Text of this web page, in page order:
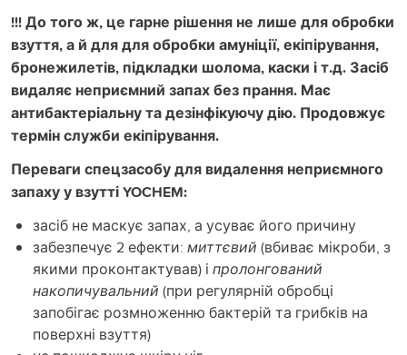
!!! До того ж, це гарне рішення не лише для обробки
взуття, а й для для обробки амуніції, екіпірування,
бронежилетів, підкладки шолома, каски і т.д. Засіб
видаляє неприємний запах без прання. Має
антибактеріальну та дезінфікуючу дію. Продовжує
термін служби екіпірування.
Переваги спецзасобу для видалення неприємного
запаху у взутті YOCHEM:
засіб не маскує запах, а усуває його причину
забезпечує 2 ефекти: миттєвий (вбиває мікроби, з
якими проконтактував) і пролонгований
накопичувальний (при регулярній обробці
запобігає розмноженню бактерій та грибків на
поверхні взуття)